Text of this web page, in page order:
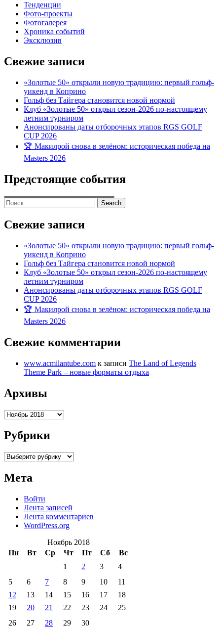
Тенденции
Фото-проекты
Фотогалерея
Хроника событий
Эксклюзив
Свежие записи
«Золотые 50» открыли новую традицию: первый гольф-
уикенд в Коприно
Гольф без Тайгера становится новой нормой
Клуб «Золотые 50» открыл сезон-2026 по-настоящему
летним турниром
Анонсированы даты отборочных этапов RGS GOLF
CUP 2026
🏆 Макилрой снова в зелёном: историческая победа на
Masters 2026
Предстоящие события
Search
for:
Свежие записи
«Золотые 50» открыли новую традицию: первый гольф-
уикенд в Коприно
Гольф без Тайгера становится новой нормой
Клуб «Золотые 50» открыл сезон-2026 по-настоящему
летним турниром
Анонсированы даты отборочных этапов RGS GOLF
CUP 2026
🏆 Макилрой снова в зелёном: историческая победа на
Masters 2026
Свежие комментарии
www.acmilantube.com к записи The Land of Legends
Theme Park – новые форматы отдыха
Архивы
Архивы
Рубрики
Рубрики
Мета
Войти
Лента записей
Лента комментариев
WordPress.org
Ноябрь 2018
Пн
Вт Ср Чт Пт Сб
Вс
1
2 3
4
5
6 7 8 9 10
11
12
13 14 15 16 17
18
19
20 21 22 23 24
25
26
27 28 29
30